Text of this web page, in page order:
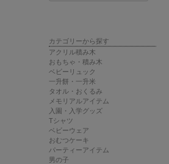
カテゴリーから探す
アクリル積み木
おもちゃ・積み木
ベビーリュック
一升餅・一升米
タオル・おくるみ
メモリアルアイテム
入園・入学グッズ
Tシャツ
ベビーウェア
おむつケーキ
パーティーアイテム
男の子